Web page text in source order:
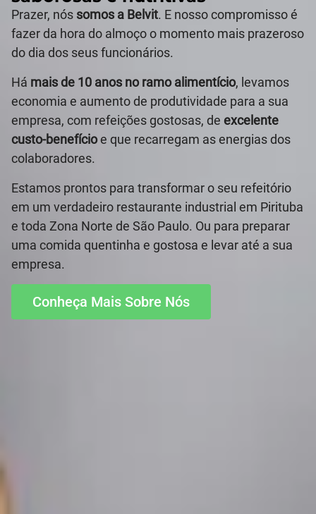
Prazer, nós somos a Belvit. E nosso compromisso é
fazer da hora do almoço o momento mais prazeroso
do dia dos seus funcionários.
Há mais de 10 anos no ramo alimentício, levamos
economia e aumento de produtividade para a sua
empresa, com refeições gostosas, de excelente
custo-benefícioe que recarregam as energias dos
colaboradores.
Estamos prontos para transformar o seu refeitório
em um verdadeiro restaurante industrial em Pirituba
e toda Zona Norte de São Paulo. Ou para preparar
uma comida quentinha e gostosa e levar até a sua
empresa.
Conheça Mais Sobre Nós